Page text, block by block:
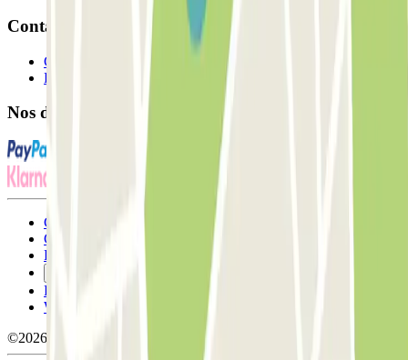
Contact
Contactez-nous
FAQ
Nos différents modes de paiement:
Conditions générales d'utilisation et contrat
Conditions d'annulation
Politique relative aux cookies
Politique de confidentialité
Whistleblowing
©2026 Parclick. Tous droits réservés